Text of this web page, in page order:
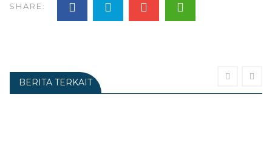
SHARE:
BERITA TERKAIT